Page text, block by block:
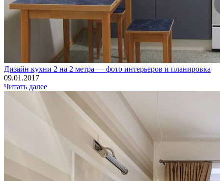
Дизайн кухни 2 на 2 метра — фото интерьеров и планировка
09.01.2017
Читать далее